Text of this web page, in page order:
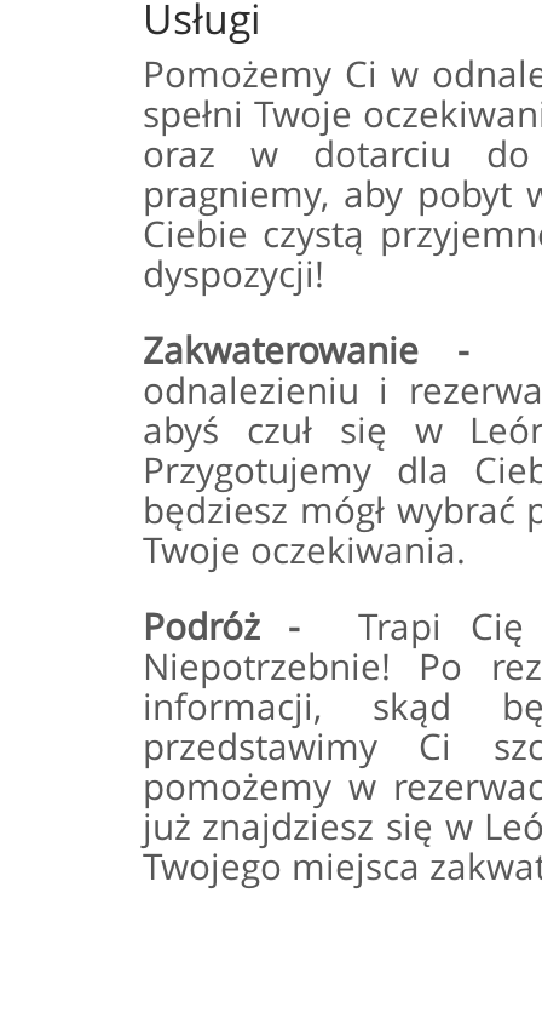
Usługi
Pomożemy Ci w
spełni Twoje
oraz w dotarciu do
pragniemy, aby pobyt
Ciebie czystą
dyspozycji!
Zakwaterowanie -
odnalezieniu i
abyś czuł się w
Przygotujemy dla
będziesz mógł wybrać
Twoje oczekiwania.
Podróż -
Trapi
Niepotrzebnie! Po
informacji, skąd
przedstawimy Ci
pomożemy w
już znajdziesz się w
Twojego miejsca